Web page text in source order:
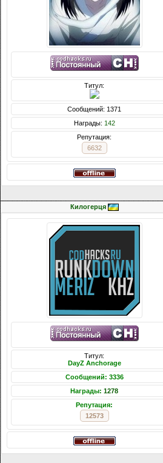
Титул:
Сообщений: 1371
Награды: 142
Репутация:
6632
Килогерця
Титул:
DayZ Anchorage
Сообщений: 3336
Награды: 1278
Репутация:
12573